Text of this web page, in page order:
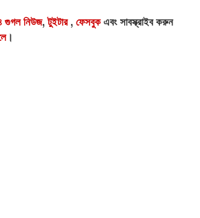
গুগল নিউজ,টুইটার,ফেসবুকএবং সাবস্ক্রাইব করুন
।